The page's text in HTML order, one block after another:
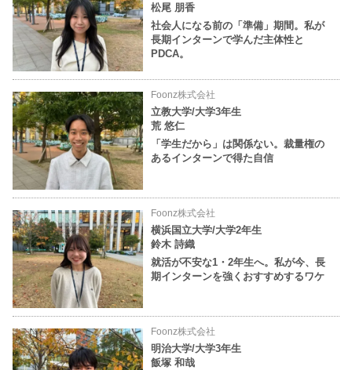
松尾 朋香
社会人になる前の「準備」期間。私が
長期インターンで学んだ主体性と
PDCA。
Foonz株式会社
立教大学/大学3年生
荒 悠仁
「学生だから」は関係ない。裁量権の
あるインターンで得た自信
Foonz株式会社
横浜国立大学/大学2年生
鈴木 詩織
就活が不安な1・2年生へ。私が今、長
期インターンを強くおすすめするワケ
Foonz株式会社
明治大学/大学3年生
飯塚 和哉